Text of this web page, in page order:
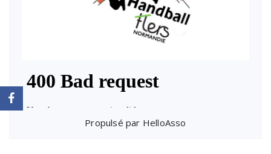
Propulsé par HelloAsso